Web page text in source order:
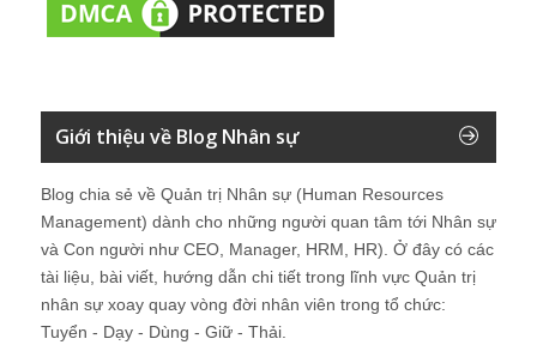
Giới thiệu về Blog Nhân sự
Blog chia sẻ về Quản trị Nhân sự (Human Resources
Management) dành cho những người quan tâm tới Nhân sự
và Con người như CEO, Manager, HRM, HR). Ở đây có các
tài liệu, bài viết, hướng dẫn chi tiết trong lĩnh vực Quản trị
nhân sự xoay quay vòng đời nhân viên trong tổ chức:
Tuyển - Dạy - Dùng - Giữ - Thải.